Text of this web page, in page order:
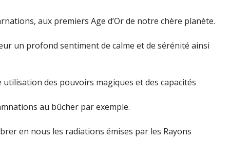
aux premiers Age d’Or de notre chère planète.
un profond sentiment de calme et de sérénité ainsi
des pouvoirs magiques et des capacités
au bûcher par exemple.
en nous les radiations émises par les Rayons